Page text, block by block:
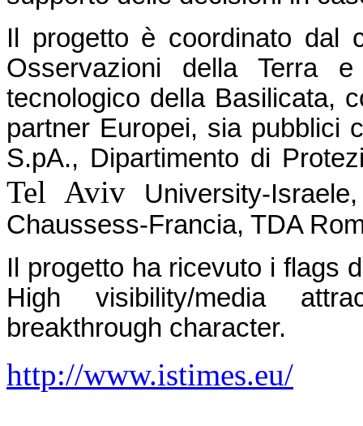
Il progetto è coordinato dal
Osservazioni della Terra
tecnologico della Basilicata,
partner Europei, sia pubblici
S.pA., Dipartimento di
Tel Aviv University-
Chaussess-Francia, TDA
Il progetto ha ricevuto i flags
High visibility/media
breakthrough character.
http://www.istimes.eu/